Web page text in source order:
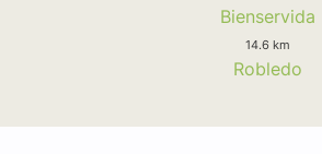
Bienservida
14.6 km
Robledo